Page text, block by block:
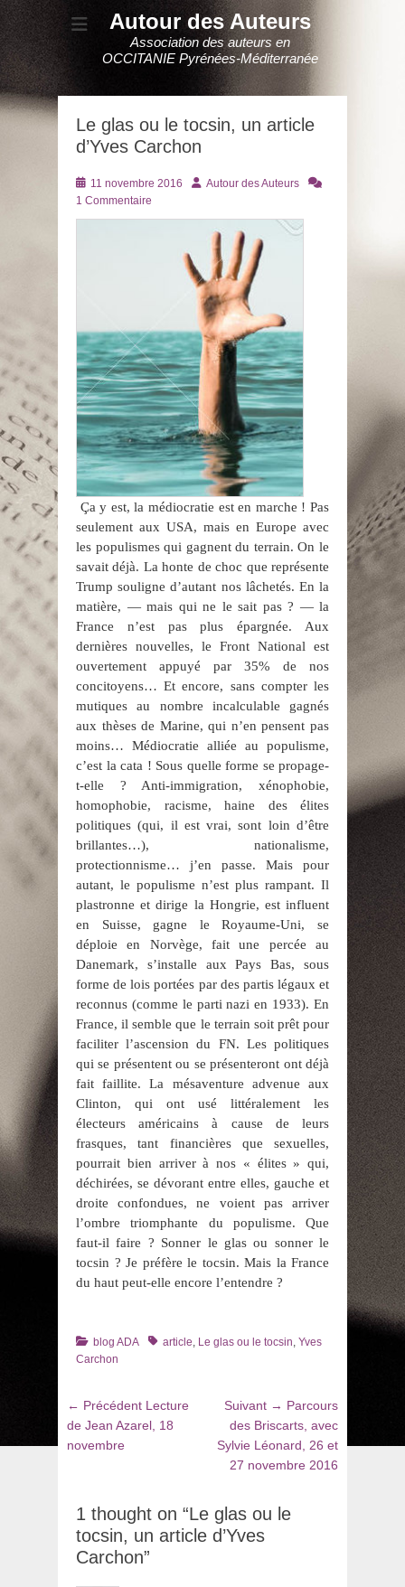
Autour des Auteurs
Association des auteurs en
OCCITANIE Pyrénées-Méditerranée
Le glas ou le tocsin, un article
d’Yves Carchon
Posté
le
11 novembre 2016 AuteurAutour des Auteurs
1 Commentaire
Ça y est, la médiocratie est en marche ! Pas
seulement aux USA, mais en Europe avec
les populismes qui gagnent du terrain. On le
savait déjà. La honte de choc que représente
Trump souligne d’autant nos lâchetés. En la
matière, — mais qui ne le sait pas ? — la
France n’est pas plus épargnée. Aux
dernières nouvelles, le Front National est
ouvertement appuyé par 35% de nos
concitoyens… Et encore, sans compter les
mutiques au nombre incalculable gagnés
aux thèses de Marine, qui n’en pensent pas
moins… Médiocratie alliée au populisme,
c’est la cata ! Sous quelle forme se propage-
t-elle ? Anti-immigration, xénophobie,
homophobie, racisme, haine des élites
politiques (qui, il est vrai, sont loin d’être
brillantes…), nationalisme,
protectionnisme… j’en passe. Mais pour
autant, le populisme n’est plus rampant. Il
plastronne et dirige la Hongrie, est influent
en Suisse, gagne le Royaume-Uni, se
déploie en Norvège, fait une percée au
Danemark, s’installe aux Pays Bas, sous
forme de lois portées par des partis légaux et
reconnus (comme le parti nazi en 1933). En
France, il semble que le terrain soit prêt pour
faciliter l’ascension du FN. Les politiques
qui se présentent ou se présenteront ont déjà
fait faillite. La mésaventure advenue aux
Clinton, qui ont usé littéralement les
électeurs américains à cause de leurs
frasques, tant financières que sexuelles,
pourrait bien arriver à nos « élites » qui,
déchirées, se dévorant entre elles, gauche et
droite confondues, ne voient pas arriver
l’ombre triomphante du populisme. Que
faut-il faire ? Sonner le glas ou sonner le
tocsin ? Je préfère le tocsin. Mais la France
du haut peut-elle encore l’entendre ?
Catégories
blog ADA Tagsarticle Le glas ou le tocsin Yves
Carchon
Navigation
de
l’article
← Précédent Article
précédent
Lecture
de Jean Azarel, 18
novembre
Suivant → Article
suivant
:
Parcours
des Briscarts, avec
Sylvie Léonard, 26 et
27 novembre 2016
1 thought on “Le glas ou le
tocsin, un article d’Yves
Carchon”